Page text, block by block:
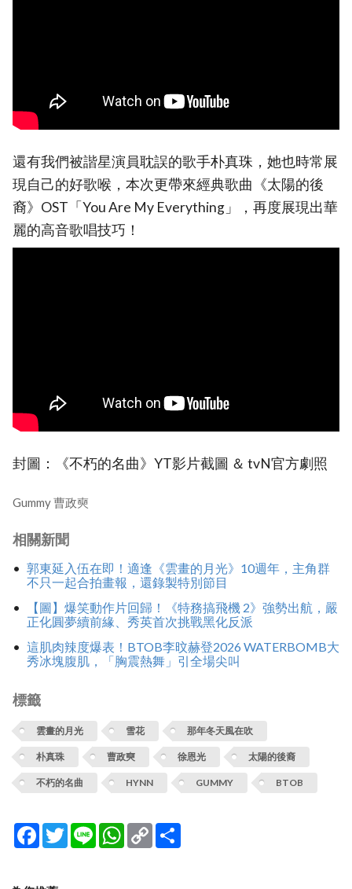
還有我們被諧星演員耽誤的歌手朴真珠，她也時常展
現自己的好歌喉，本次更帶來經典歌曲《太陽的後
裔》OST「You Are My Everything」，再度展現出華
麗的高音歌唱技巧！
封圖：《不朽的名曲》YT影片截圖 ＆ tvN官方劇照
Gummy 曹政奭
相關新聞
郭東延入伍在即！適逢《雲畫的月光》10週年，主角群
不只一起合拍畫報，還錄製特別節目
【圖】爆笑動作片回歸！《特務搞飛機 2》強勢出航，嚴
正化圓夢續前緣、秀英首次挑戰黑化反派
這肌肉辣度爆表！BTOB李旼赫登2026 WATERBOMB大
秀冰塊腹肌，「胸震熱舞」引全場尖叫
標籤
雲畫的月光 雪花 那年冬天風在吹
朴真珠 曹政奭 徐恩光 太陽的後裔
不朽的名曲 HYNN GUMMY BTOB
Facebook
TwitterLine WhatsApp
Copy
Link